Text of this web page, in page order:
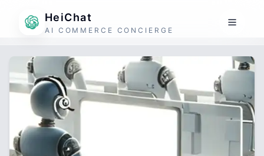
HeiChat
AI COMMERCE CONCIERGE